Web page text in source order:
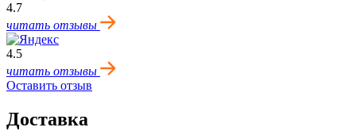
4.7
читать отзывы
4.5
читать отзывы
Оставить отзыв
Доставка